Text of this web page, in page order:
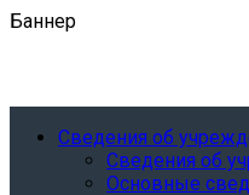
Баннер
Сведения об
Сведения об
Основные